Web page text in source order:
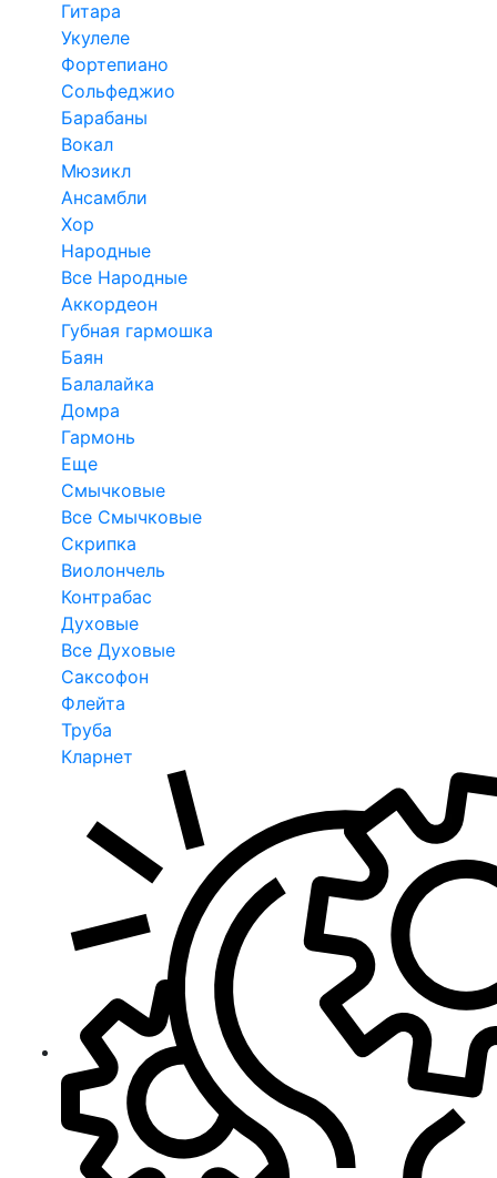
Гитара
Укулеле
Фортепиано
Сольфеджио
Барабаны
Вокал
Мюзикл
Ансамбли
Хор
Народные
Все Народные
Аккордеон
Губная гармошка
Баян
Балалайка
Домра
Гармонь
Еще
Смычковые
Все Смычковые
Скрипка
Виолончель
Контрабас
Духовые
Все Духовые
Саксофон
Флейта
Труба
Кларнет